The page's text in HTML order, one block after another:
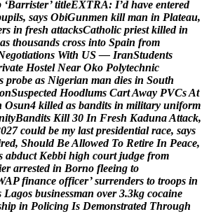
‘Barrister’ titleEXTRA: I’d have entered
upils, says ObiGunmen kill man in Plateau,
rs in fresh attacksCatholic priest killed in
as thousands cross into Spain from
egotiations With US — IranStudents
ivate Hostel Near Oko Polytechnic
s probe as Nigerian man dies in South
onSuspected Hoodlums CartAway PVCsAt
Osun4 killed as bandits in military uniform
ityBandits Kill 30 In Fresh KadunaAttack,
027 could be my last presidential race, says
red, Should BeAllowed To Retire In Peace,
abduct Kebbi high court judge from
er arrested in Borno fleeing to
AP finance officer’ surrenders to troops in
Lagos businessman over 3.3kg cocaine
hip in Policing Is Demonstrated Through